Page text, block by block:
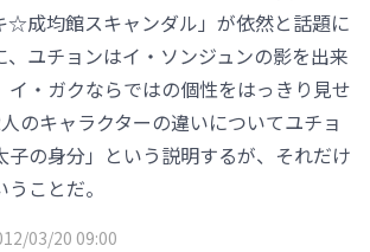
☆成均館スキャンダル」が依然と話題に
、ユチョンはイ・ソンジュンの影を出来
イ・ガクならではの個性をはっきり見せ
のキャラクターの違いについてユチョ
子の身分」という説明するが、それだけ
ことだ。
03/20 09:00